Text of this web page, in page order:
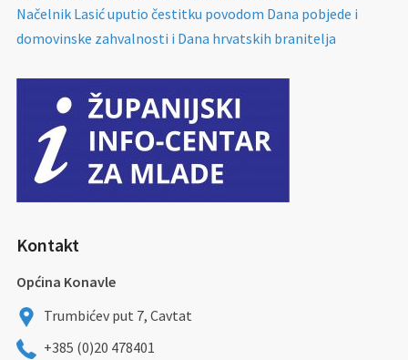
Načelnik Lasić uputio čestitku povodom Dana pobjede i
domovinske zahvalnosti i Dana hrvatskih branitelja
Kontakt
Općina Konavle
Trumbićev put 7, Cavtat
+385 (0)20 478401